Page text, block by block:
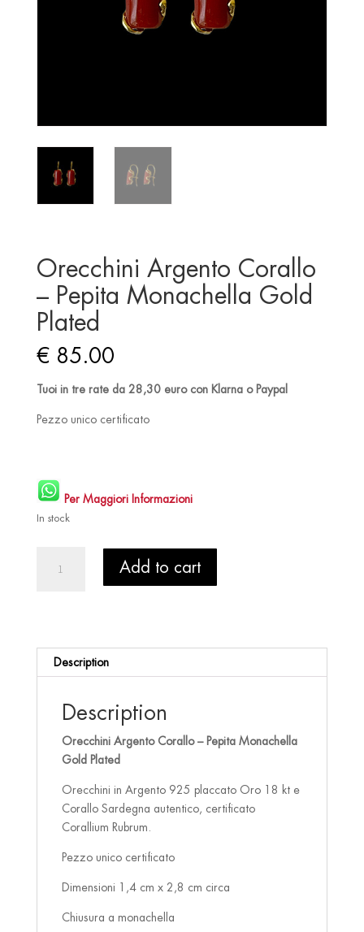
Orecchini Argento Corallo
– Pepita Monachella Gold
Plated
€85.00
Tuoi in tre rate da 28,30 euro con Klarna o Paypal
Pezzo unico certificato
Per Maggiori Informazioni
In stock
Argento
Monachella
Gold
quantity
Add to cart
Description
Description
Orecchini Argento Corallo – Pepita Monachella
Gold Plated
Orecchini in Argento 925 placcato Oro 18 kt e
Corallo Sardegna autentico, certificato
Corallium Rubrum.
Pezzo unico certificato
Dimensioni 1,4 cm x 2,8 cm circa
Chiusura a monachella